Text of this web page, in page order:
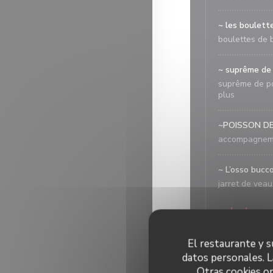
El restaurante y
datos personales.
~ les
boulettes de
~ suprême
suprême de
plus
~POISSON
~ L’osso
jarret de
salade
Salade
Sucrine,
rouges,